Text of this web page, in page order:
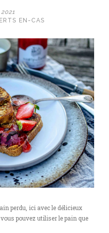
EN-CAS
perdu, ici avec le délicieux
pouvez utiliser le pain que